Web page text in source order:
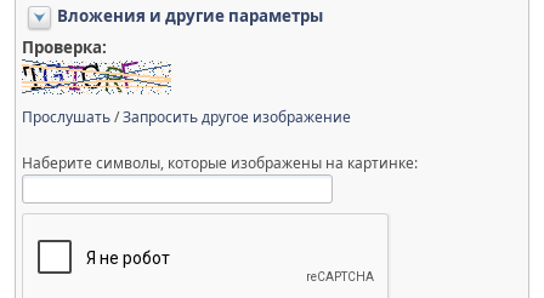
Вложения и другие параметры
Проверка:
Прослушать/Запросить другое изображение
Наберите символы, которые изображены на картинке: